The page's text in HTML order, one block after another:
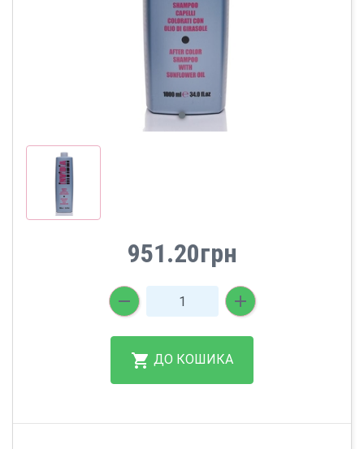
951.20грн
ДО КОШИКА